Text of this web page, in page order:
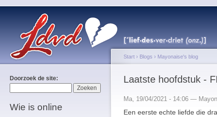
Doorzoek de site:
Wie is online
Start › Blogs › Mayonaise's blog
Laatste hoofdstuk -
Ma, 19/04/2021 - 14:06 —
Een eerste echte liefde die